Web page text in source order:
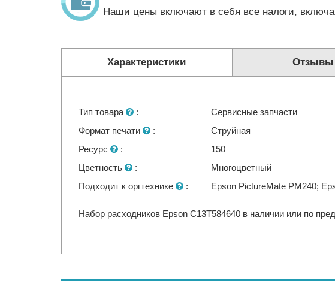
Наши цены включают в себя все налоги,
Характеристики Отзывы
Тип товара :
Сервисные запчасти
Формат печати
:
Струйная
Ресурс
:
150
Цветность
:
Многоцветный
Подходит к оргтехнике
: Epson PictureMate PM240;
Набор расходников Epson C13T584640 в наличии или по